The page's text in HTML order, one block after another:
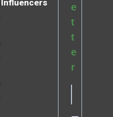
Influencers
e
t
t
e
r